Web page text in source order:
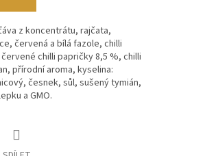
z koncentrátu, rajčata,
červená a bílá fazole, chilli
chilli papričky 8,5 %, chilli
přírodní aroma, kyselina:
česnek, sůl, sušený tymián,
a GMO.